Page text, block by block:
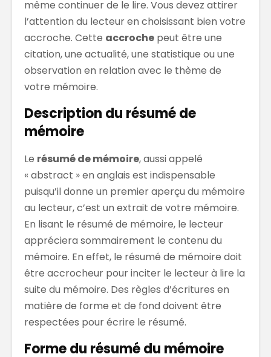
même continuer de le lire. Vous devez attirer
l’attention du lecteur en choisissant bien votre
accroche. Cette accroche peut être une
citation, une actualité, une statistique ou une
observation en relation avec le thème de
votre mémoire.
Description du résumé de
mémoire
Le résumé de mémoire, aussi appelé
« abstract » en anglais est indispensable
puisqu’il donne un premier aperçu du mémoire
au lecteur, c’est un extrait de votre mémoire.
En lisant le résumé de mémoire, le lecteur
appréciera sommairement le contenu du
mémoire. En effet, le résumé de mémoire doit
être accrocheur pour inciter le lecteur à lire la
suite du mémoire. Des règles d’écritures en
matière de forme et de fond doivent être
respectées pour écrire le résumé.
Forme du résumé du mémoire